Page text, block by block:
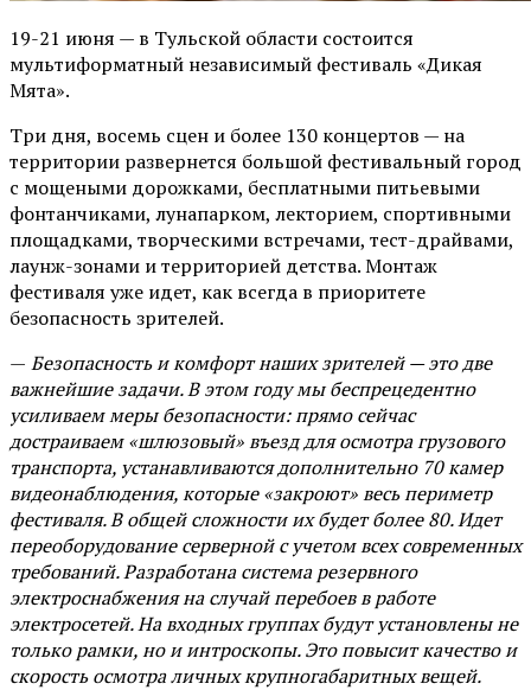
19-21 июня — в Тульской области состоится
мультиформатный независимый фестиваль «Дикая
Мята».
Три дня, восемь сцен и более 130 концертов — на
территории развернется большой фестивальный город
с мощеными дорожками, бесплатными питьевыми
фонтанчиками, лунапарком, лекторием, спортивными
площадками, творческими встречами, тест-драйвами,
лаунж-зонами и территорией детства. Монтаж
фестиваля уже идет, как всегда в приоритете
безопасность зрителей.
— Безопасность и комфорт наших зрителей — это две
важнейшие задачи. В этом году мы беспрецедентно
усиливаем меры безопасности: прямо сейчас
достраиваем «шлюзовый» въезд для осмотра грузового
транспорта, устанавливаются дополнительно 70 камер
видеонаблюдения, которые «закроют» весь периметр
фестиваля. В общей сложности их будет более 80. Идет
переоборудование серверной с учетом всех современных
требований. Разработана система резервного
электроснабжения на случай перебоев в работе
электросетей. На входных группах будут установлены не
только рамки, но и интроскопы. Это повысит качество и
скорость осмотра личных крупногабаритных вещей.